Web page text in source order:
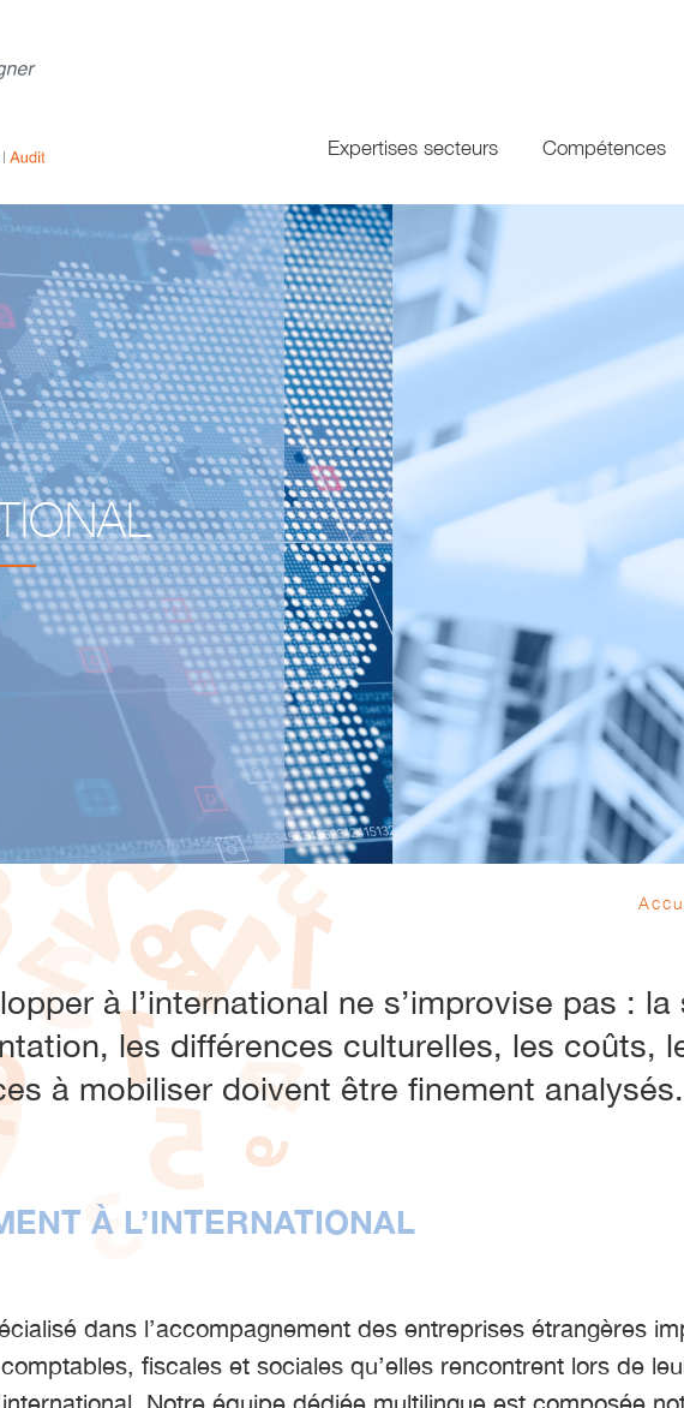
Expertises secteurs Compétences
à l’international ne s’improvise pas :
les différences culturelles, les coûts,
à mobiliser doivent être finement analysés.
À L’INTERNATIONAL
dans l’accompagnement des entreprises étrangères
fiscales et sociales qu’elles rencontrent lors de